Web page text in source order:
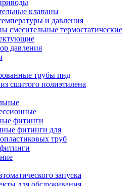
клапаны
и давления
смесительные термостатические
давления
трубы пнд
сшитого полиэтилена
фитинги
фитинги для
труб
запуска
для обслуживания